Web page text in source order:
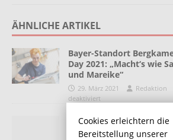
ÄHNLICHE ARTIKEL
Bayer-Standort
Day 2021: „Macht‘s wie
und Mareike“
29. März 2021 Redaktion
deaktiviert
Akrionskreis sagt
März ab
Cookies erleichtern die
Bereitstellung unserer